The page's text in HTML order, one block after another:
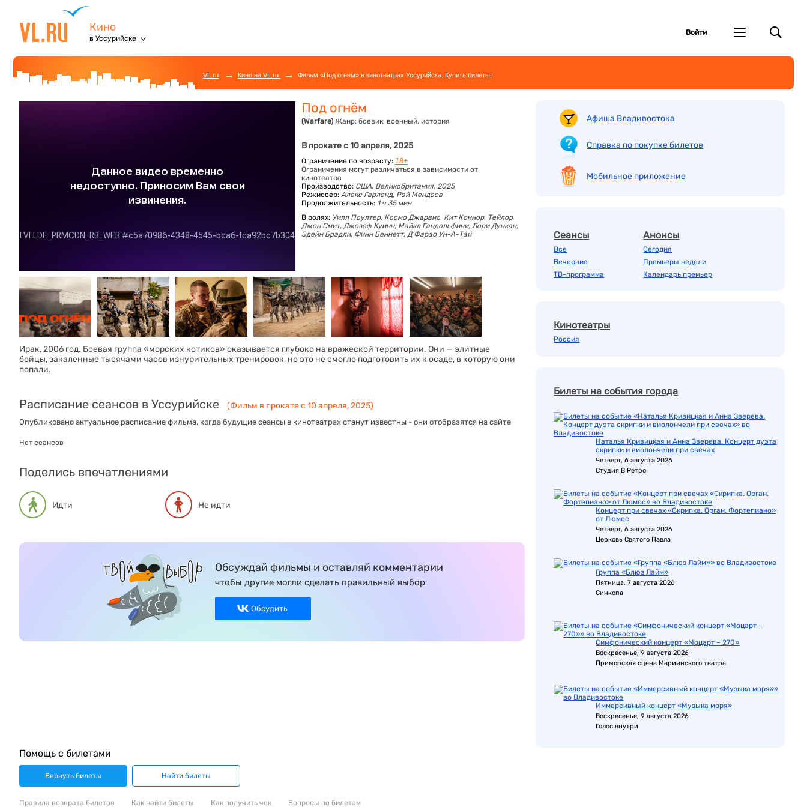
Кино
в Уссурийске
Войти
VL.ru → Кино на VL.ru → Фильм «Под огнём» в кинотеатрах Уссурийска. Купить билеты!
Под огнём
(Warfare) Жанр: боевик, военный, история
В прокате с 10 апреля, 2025
Ограничение по возрасту: 18+
Ограничения могут различаться в зависимости от
кинотеатра
Производство: США, Великобритания, 2025
Режиссер: Алекс Гарленд, Рэй Мендоса
Продолжительность: 1 ч 35 мин
В ролях: Уилл Поултер, Космо Джарвис, Кит Коннор, Тейлор
Джон Смит, Джозеф Куинн, Майкл Гандольфини, Лори Дункан,
Эдейн Брэдли, Финн Беннетт, Д’Фарао Ун-А-Тай
Ирак, 2006 год. Боевая группа «морских котиков» оказывается глубоко на вражеской территории. Они — элитные
бойцы, закаленные тысячами часов изнурительных тренировок, но это не смогло подготовить их к осаде, в которую они
попали.
Расписание сеансов в Уссурийске (Фильм в прокате с 10 апреля, 2025)
Опубликовано актуальное расписание фильма, когда будущие сеансы в кинотеатрах станут известны - они отобразятся на сайте
Нет сеансов
Поделись впечатлениями
Идти Не идти
Обсуждай фильмы и оставляй комментарии
чтобы другие могли сделать правильный выбор
Обсудить
Афиша Владивостока
Справка по покупке билетов
Мобильное приложение
Сеансы
Все
Вечерние
ТВ-программа
Анонсы
Сегодня
Премьеры недели
Календарь премьер
Кинотеатры
Россия
Билеты на события города
Наталья Кривицкая и Анна Зверева. Концерт дуэта
скрипки и виолончели при свечах
Четверг, 6 августа 2026
Студия В Ретро
Концерт при свечах «Скрипка. Орган. Фортепиано»
от Люмос
Четверг, 6 августа 2026
Церковь Святого Павла
Группа «Блюз Лайм»
Пятница, 7 августа 2026
Синкопа
Симфонический концерт «Моцарт – 270»
Воскресенье, 9 августа 2026
Приморская сцена Мариинского театра
Иммерсивный концерт «Музыка моря»
Воскресенье, 9 августа 2026
Голос внутри
Помощь с билетами
Вернуть билеты Найти билеты
Правила возврата билетов Как найти билеты Как получить чек Вопросы по билетам